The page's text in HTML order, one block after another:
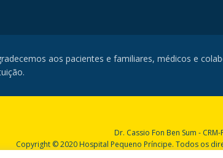
aos pacientes e familiares, médicos e
Dr. Cassio Fon Ben Sum -
Copyright © 2020 Hospital Pequeno Príncipe. Todos os